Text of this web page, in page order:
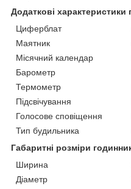
Додаткові характеристики
Циферблат
Маятник
Місячний календар
Барометр
Термометр
Підсвічування
Голосове сповіщення
Тип будильника
Габаритні розміри
Ширина
Діаметр